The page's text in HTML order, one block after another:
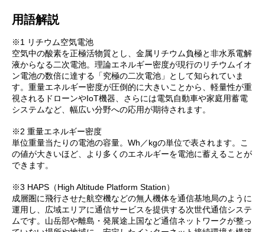
用語解説
※1 リチウム空気電池
空気中の酸素を正極活物質とし、金属リチウム負極と非水系電解
液からなる二次電池。理論エネルギー密度が現行のリチウムイオ
ン電池の数倍に達する「究極の二次電池」として知られていま
す。重量エネルギー密度が圧倒的に大きいことから、軽量性が重
視されるドローンやIoT機器、さらには電気自動車や家庭用蓄電
システムなど、幅広い分野への応用が期待されます。
※2 重量エネルギー密度
単位重量当たりの電池の容量。Wh／kgの単位で表されます。こ
の値が大きいほど、より多くのエネルギーを電池に蓄えることが
できます。
※3 HAPS（High Altitude Platform Station）
成層圏に飛行させた航空機などの無人機体を通信基地局のように
運用し、広域エリアに通信サービスを提供する次世代通信システ
ムです。山岳部や離島・発展途上国など通信ネットワークが整っ